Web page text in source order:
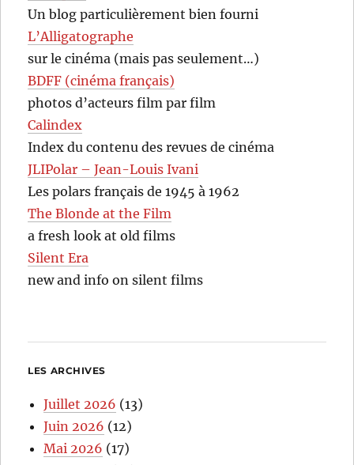
Un blog particulièrement bien fourni
L’Alligatographe
sur le cinéma (mais pas seulement…)
BDFF (cinéma français)
photos d’acteurs film par film
Calindex
Index du contenu des revues de cinéma
JLIPolar – Jean-Louis Ivani
Les polars français de 1945 à 1962
The Blonde at the Film
a fresh look at old films
Silent Era
new and info on silent films
LES ARCHIVES
Juillet 2026 (13)
Juin 2026 (12)
Mai 2026 (17)